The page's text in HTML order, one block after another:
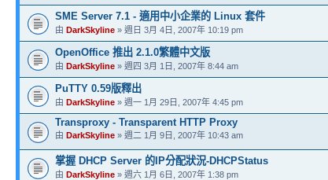
SME Server 7.1 - 適用中小企業的 Linux 套件
由 DarkSkyline » 週日 3月 4日, 2007年 10:19 pm
OpenOffice 推出 2.1.0繁體中文版
由 DarkSkyline » 週四 3月 1日, 2007年 8:44 am
PuTTY 0.59版釋出
由 DarkSkyline » 週一 1月 29日, 2007年 4:45 pm
Transproxy - Transparent HTTP Proxy
由 DarkSkyline » 週二 1月 9日, 2007年 10:43 am
掌握 DHCP Server 的IP分配狀況-DHCPStatus
由 DarkSkyline » 週六 1月 6日, 2007年 1:38 pm